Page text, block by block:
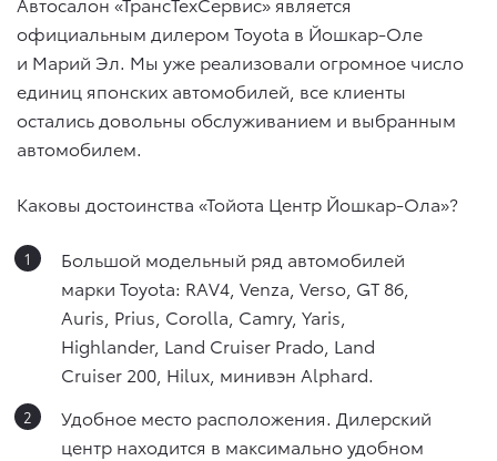
официальным дилером Toyota в Йошкар-Оле
и Марий Эл. Мы уже реализовали огромное число
единиц японских автомобилей, все клиенты
остались довольны обслуживанием и выбранным
автомобилем.
Каковы достоинства «Тойота Центр Йошкар-Ола»?
Большой модельный ряд автомобилей
марки Toyota: RAV4, Venza, Verso, GT 86,
Auris, Prius, Corolla, Camry, Yaris,
Highlander, Land Cruiser Prado, Land
Cruiser 200, Hilux, минивэн Alphard.
Удобное место расположения. Дилерский
центр находится в максимально удобном